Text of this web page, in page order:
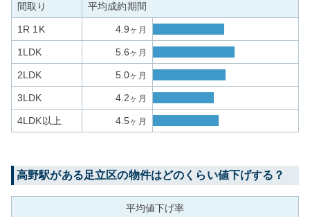
間取り 平均成約期間
1R 1K 4.9ヶ月
1LDK 5.6ヶ月
2LDK 5.0ヶ月
3LDK 4.2ヶ月
4LDK以上 4.5ヶ月
高野駅がある足立区の物件はどのくらい値下げする？
平均値下げ率